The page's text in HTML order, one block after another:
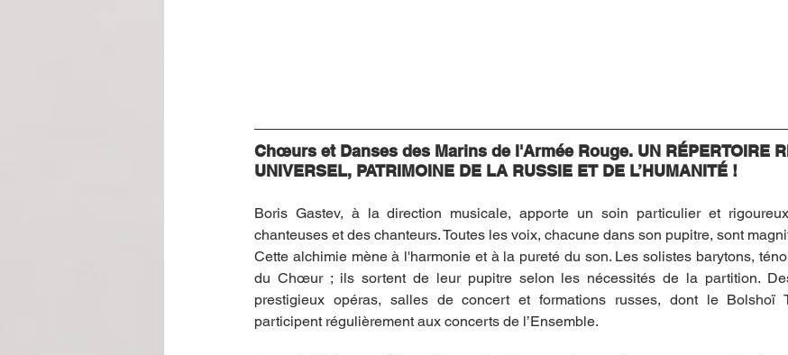
Chœurs et Danses des Marins de l'Armée Rouge. UN RÉPERTOIRE
UNIVERSEL, PATRIMOINE DE LA RUSSIE ET DE L’HUMANITÉ !
Boris Gastev, à la direction musicale, apporte un soin particulier et
chanteuses et des chanteurs. Toutes les voix, chacune dans son pupitre, sont
Cette alchimie mène à l'harmonie et à la pureté du son. Les solistes barytons,
du Chœur ; ils sortent de leur pupitre selon les nécessités de la partition.
prestigieux opéras, salles de concert et formations russes, dont le Bolshoï
participent régulièrement aux concerts de l’Ensemble.